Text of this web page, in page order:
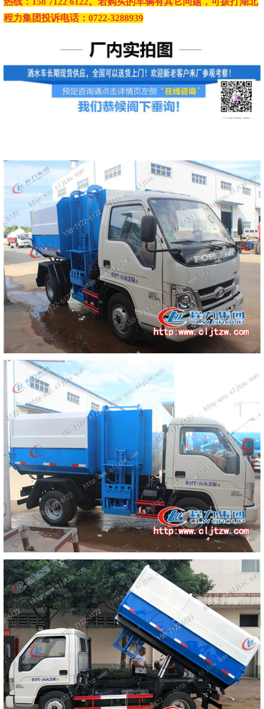
程力集团投诉电话：0722-3288939